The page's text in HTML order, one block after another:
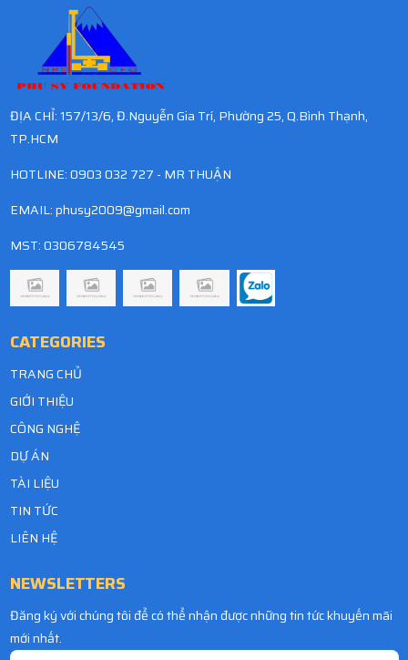
ĐỊA CHỈ: 157/13/6, Đ.Nguyễn Gia Trí, Phường 25, Q.Bình Thạnh,
TP.HCM
HOTLINE: 0903 032 727 - MR THUẬN
EMAIL:phusy2009@gmail.com
MST: 0306784545
CATEGORIES
TRANG CHỦ
GIỚI THIỆU
CÔNG NGHỆ
DỰ ÁN
TÀI LIỆU
TIN TỨC
LIÊN HỆ
NEWSLETTERS
Đăng ký với chúng tôi để có thể nhận được những tin tức khuyến mãi
mới nhất.